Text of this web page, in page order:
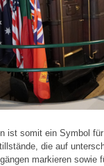
ist somit ein Symbol
die auf
markieren sowie